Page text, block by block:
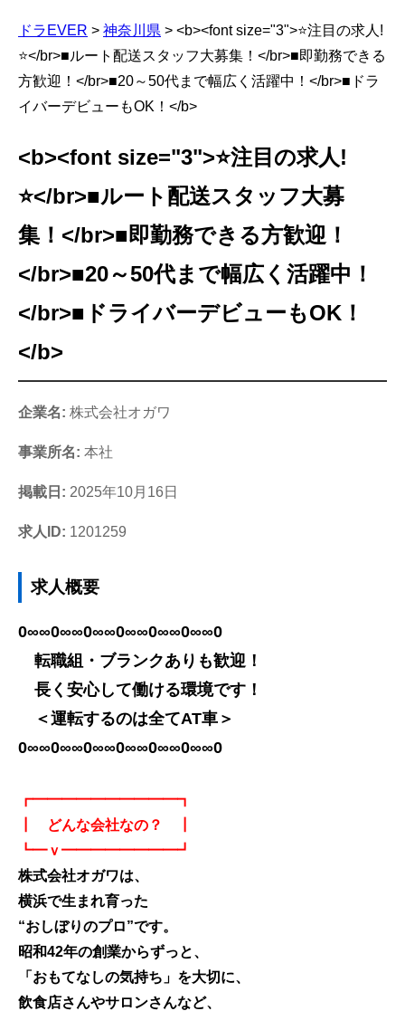
ドラEVER > 神奈川県 > <b><font size="3">⭐注目の求人!
⭐</br>■ルート配送スタッフ大募集！</br>■即勤務できる
方歓迎！</br>■20～50代まで幅広く活躍中！</br>■ドラ
イバーデビューもOK！</b>
<b><font size="3">⭐注目の求人!
⭐</br>■ルート配送スタッフ大募
集！</br>■即勤務できる方歓迎！
</br>■20～50代まで幅広く活躍中！
</br>■ドライバーデビューもOK！
</b>
企業名: 株式会社オガワ
事業所名: 本社
掲載日: 2025年10月16日
求人ID: 1201259
求人概要
0∞∞0∞∞0∞∞0∞∞0∞∞0∞∞0
転職組・ブランクありも歓迎！
長く安心して働ける環境です！
＜運転するのは全てAT車＞
0∞∞0∞∞0∞∞0∞∞0∞∞0∞∞0
┏━━━━━━━━━━┓
┃ どんな会社なの？ ┃
┗━ｖ━━━━━━━━┛
株式会社オガワは、
横浜で生まれ育った
“おしぼりのプロ”です。
昭和42年の創業からずっと、
「おもてなしの気持ち」を大切に、
飲食店さんやサロンさんなど、